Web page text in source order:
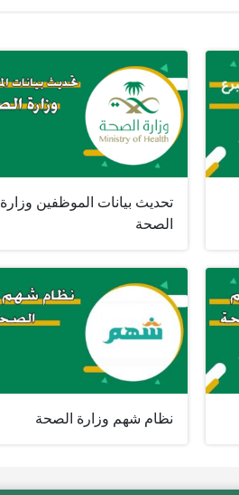
تحديث بيانات الموظفين وزارة
الصحة
نظام شهم وزارة الصحة